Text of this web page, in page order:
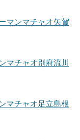
マンマチャオ矢賀
マチャオ別府流川
マチャオ足立島根